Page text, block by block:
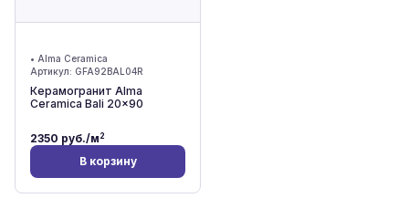
• Alma Ceramica
Артикул: GFA92BAL04R
Керамогранит Alma
Ceramica Bali 20x90
2350 руб./м2
В корзину